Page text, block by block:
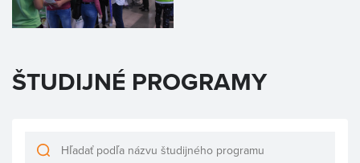
ŠTUDIJNÉ PROGRAMY